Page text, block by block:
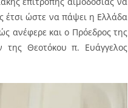
έτσι ώστε να πάψει η Ελλάδα
ανέφερε και ο Πρόεδρος της
της Θεοτόκου π. Ευάγγελος